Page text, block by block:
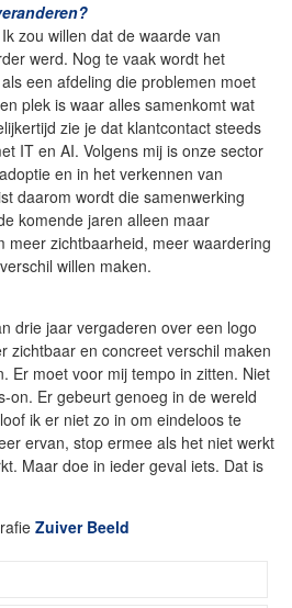
zou willen dat de waarde van
werd. Nog te vaak wordt het
een afdeling die problemen moet
plek is waar alles samenkomt wat
zie je dat klantcontact steeds
IT en AI. Volgens mij is onze sector
en in het verkennen van
daarom wordt die samenwerking
komende jaren alleen maar
meer zichtbaarheid, meer waardering
willen maken.
drie jaar vergaderen over een logo
zichtbaar en concreet verschil maken
Er moet voor mij tempo in zitten. Niet
on. Er gebeurt genoeg in de wereld
ik er niet zo in om eindeloos te
ervan, stop ermee als het niet werkt
Maar doe in ieder geval iets. Dat is
Zuiver Beeld